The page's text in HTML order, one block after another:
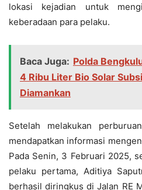
lokasi kejadian untuk
keberadaan para pelaku.
Baca Juga: Polda
4 Ribu Liter Bio Solar
Diamankan
Setelah melakukan
mendapatkan informasi
Pada Senin, 3 Februari 2025,
pelaku pertama, Aditiya
berhasil diringkus di Jalan RE